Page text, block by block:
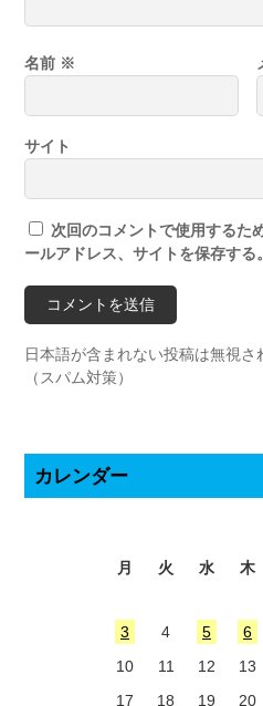
名前 ※
サイト
次回のコメントで使用するた
ールアドレス、サイトを保存する。
日本語が含まれない投稿は無視さ
（スパム対策）
カレンダー
月 火 水 木
3
4 5 6
10
11 12 13
17
18 19 20